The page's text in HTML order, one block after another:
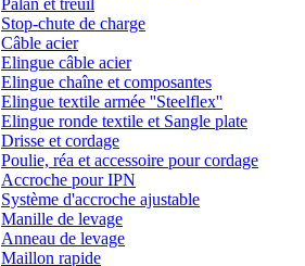
Palan et treuil
Stop-chute de charge
Câble acier
Elingue câble acier
Elingue chaîne et composantes
Elingue textile armée ''Steelflex''
Elingue ronde textile et Sangle plate
Drisse et cordage
Poulie, réa et accessoire pour cordage
Accroche pour IPN
Système d'accroche ajustable
Manille de levage
Anneau de levage
Maillon rapide